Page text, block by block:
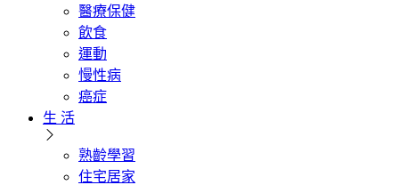
醫療保健
飲食
運動
慢性病
癌症
生 活
熟齡學習
住宅居家